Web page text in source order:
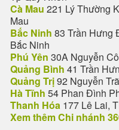
Cà Mau 221 Lý Thường
Mau
Bắc Ninh 83 Trần Hưng
Bắc Ninh
Phú Yên 30A Nguyễn
Quảng Bình 41 Trần
Quảng Trị92 Nguyễn
Hà Tĩnh 54 Phan Đình
Thanh Hóa 177 Lê Lai,
Xem thêm Chi nhánh